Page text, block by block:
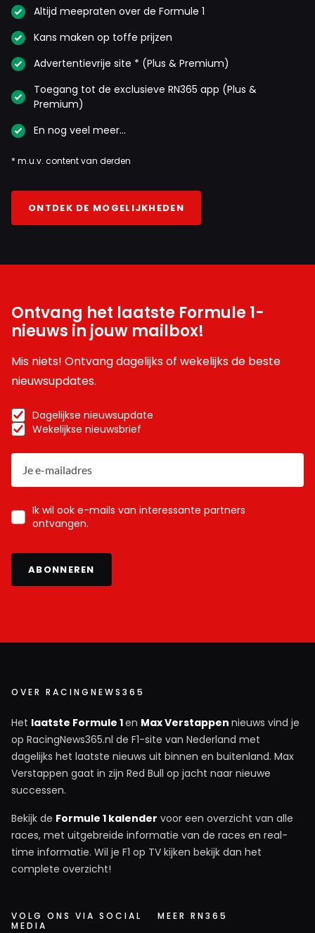
Altijd meepraten over de Formule 1
Kans maken op toffe prijzen
Advertentievrije site * (Plus & Premium)
Toegang tot de exclusieve RN365 app (Plus &
Premium)
En nog veel meer…
* m.u.v. content van derden
ONTDEK DE MOGELIJKHEDEN
Ontvang het laatste Formule 1-
nieuws in jouw mailbox!
Mis niets! Ontvang dagelijks of wekelijks de beste
nieuwsupdates.
Dagelijkse nieuwsupdate
Wekelijkse nieuwsbrief
Ik wil ook e-mails van interessante partners
ontvangen.
ABONNEREN
OVER RACINGNEWS365
Het laatste Formule 1en Max Verstappen nieuws vind je
op RacingNews365.nl de F1-site van Nederland met
dagelijks het laatste nieuws uit binnen en buitenland. Max
Verstappen gaat in zijn Red Bull op jacht naar nieuwe
successen.
Bekijk de Formule 1 kalender voor een overzicht van alle
races, met uitgebreide informatie van de races en real-
time informatie. Wil je F1 op TV kijken bekijk dan het
complete overzicht!
VOLG ONS VIA SOCIAL
MEDIA
MEER RN365